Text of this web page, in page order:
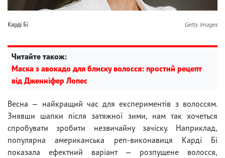
Карді Бі Getty Images
Читайте також:
Маска з авокадо для блиску волосся: простий рецепт
від Дженніфер Лопес
Весна — найкращий час для експериментів з волоссям.
Знявши шапки після затяжної зими, нам так хочеться
спробувати зробити незвичайну зачіску. Наприклад,
популярна американська реп-виконавиця Карді Бі
показала ефектний варіант — розпущене волосся,